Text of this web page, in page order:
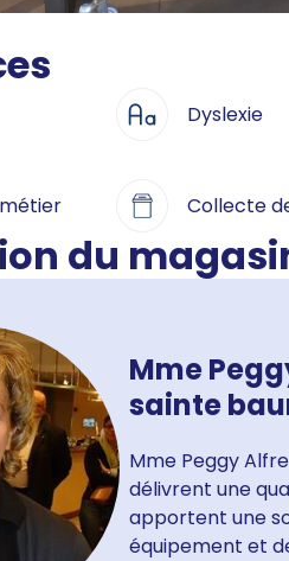
Dyslexie
Collecte
du
Mme
sainte
Mme Peggy
délivrent une
apportent une
équipement et